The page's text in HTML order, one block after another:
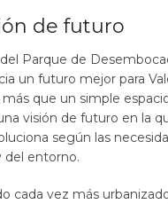
de futuro
Parque de
un futuro mejor para
que un simple
visión de futuro en la
según las
del entorno.
cada vez más